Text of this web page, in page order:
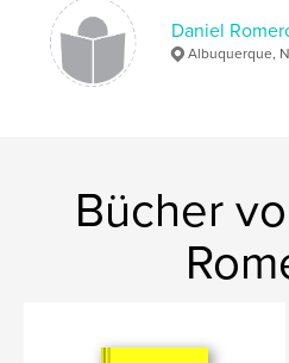
Schlüsselwörter
program ,
Daniel
Albuquerque,
Bücher